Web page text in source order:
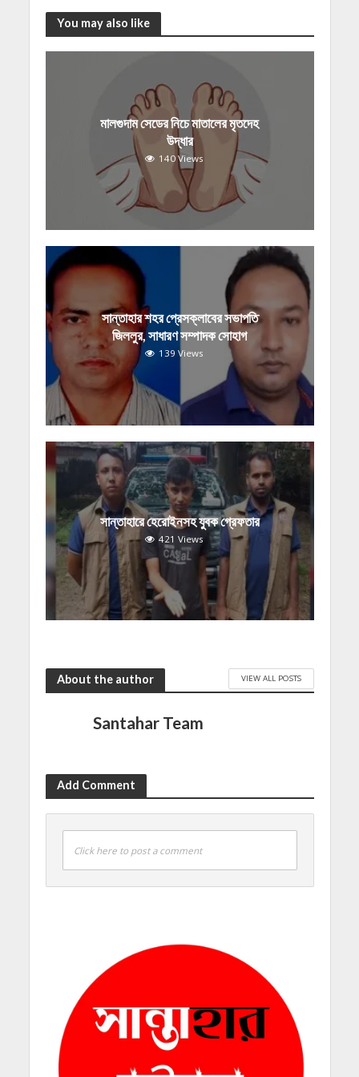
You may also like
মালগুদাম সেডের নিচে মাতালের মৃতদেহ
উদ্ধার
140 Views
সান্তাহার শহর প্রেসক্লাবের সভাপতি
জিললুর, সাধারণ সম্পাদক সোহাগ
139 Views
সান্তাহারে হেরোইনসহ যুবক গ্রেফতার
421 Views
About the author VIEW ALL POSTS
Santahar Team
Add Comment
Click here to post a comment